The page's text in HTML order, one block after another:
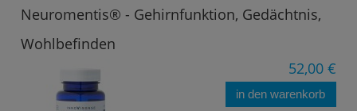
Neuromentis® - Gehirnfunktion, Gedächtnis,
Wohlbefinden
52,00 €
in den warenkorb